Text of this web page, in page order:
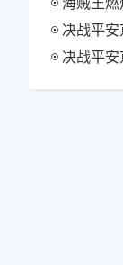
决战平安
决战平安京